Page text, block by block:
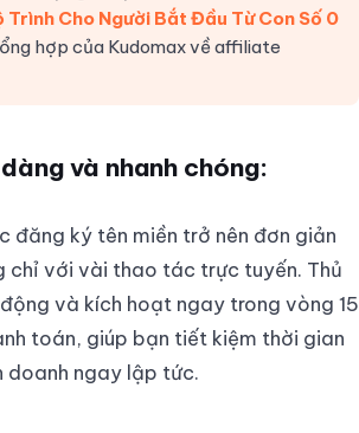
Cho Người Bắt Đầu Từ Con Số 0
hợp của Kudomax về affiliate
và nhanh chóng:
đăng ký tên miền trở nên đơn giản
chỉ với vài thao tác trực tuyến. Thủ
và kích hoạt ngay trong vòng 15
toán, giúp bạn tiết kiệm thời gian
doanh ngay lập tức.